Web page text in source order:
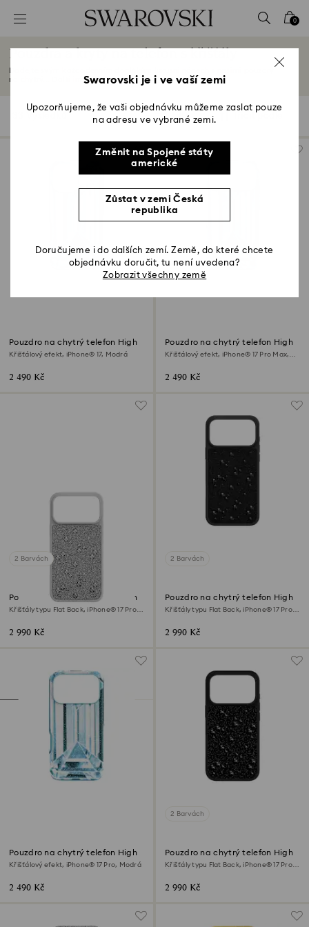
Seznam přístupových kódů
4 – Výsledky vyhledávání
0
Pouzdra a kryty na telefon s křišťály
na chytrý...
Další informace
Filtr
Filtr
Pouzdro na chytrý telefon High
Křišťálový efekt, iPhone® 17, Modrá
2 490 Kč
Pouzdro na chytrý telefon High
Křišťálový efekt, iPhone® 17 Pro Max,
2 490 Kč
2 Barvách
Pouzdro na chytrý telefon High
Křišťály typu Flat Back, iPhone® 17 Pro
2 990 Kč
2 Barvách
Pouzdro na chytrý telefon High
Křišťály typu Flat Back, iPhone® 17 Pro
2 990 Kč
Pouzdro na chytrý telefon High
Křišťálový efekt, iPhone® 17 Pro, Modrá
2 490 Kč
2 Barvách
Pouzdro na chytrý telefon High
Křišťály typu Flat Back, iPhone® 17 Pro,
2 990 Kč
Swarovski je i ve vaší zemi
Upozorňujeme, že vaši objednávku můžeme zaslat pouze
na adresu ve vybrané zemi.
Změnit na Spojené státy
americké
Zůstat v zemi Česká
republika
Doručujeme i do dalších zemí. Země, do které chcete
objednávku doručit, tu není uvedena?
Zobrazit všechny země